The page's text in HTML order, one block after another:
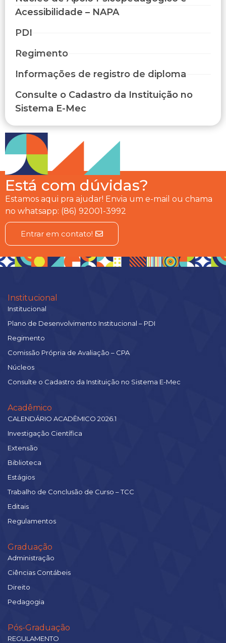
Acessibilidade – NAPA
PDI
Regimento
Informações de registro de diploma
Consulte o Cadastro da Instituição no
Sistema E-Mec
Está com dúvidas?
Estamos aqui pra ajudar! Envia um e-mail ou chama
no whatsapp: (86) 92001-3992
Entrar em contato!
Institucional
Institucional
Plano de Desenvolvimento Institucional – PDI
Regimento
Comissão Própria de Avaliação – CPA
Núcleos
Consulte o Cadastro da Instituição no Sistema E-Mec
Acadêmico
CALENDÁRIO ACADÊMICO 2026.1
Investigação Científica
Extensão
Biblioteca
Estágios
Trabalho de Conclusão de Curso – TCC
Editais
Regulamentos
Graduação
Administração
Ciências Contábeis
Direito
Pedagogia
Pós-Graduação
REGULAMENTO